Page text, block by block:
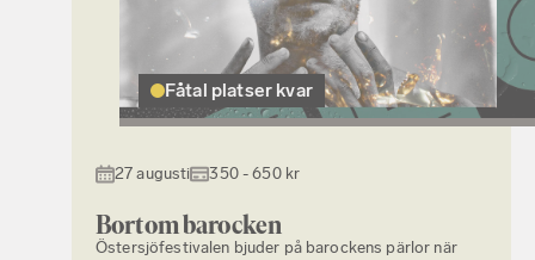
Fåtal platser kvar
27 augusti 350 - 650 kr
Bortom barocken
Östersjöfestivalen bjuder på barockens pärlor när